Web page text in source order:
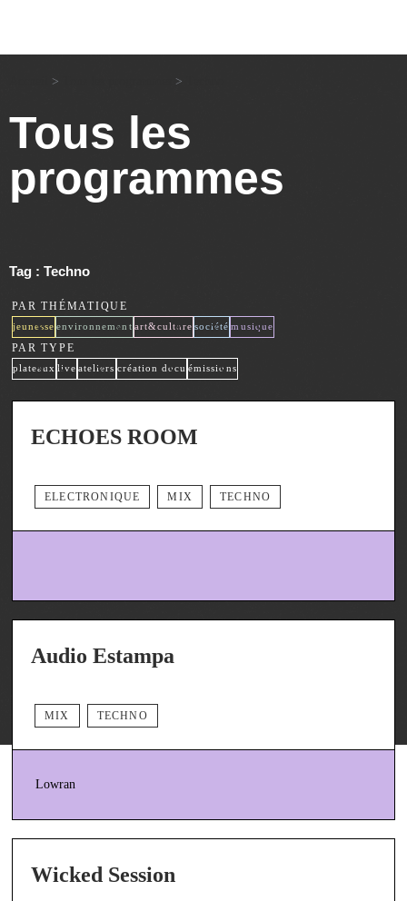
> >
Tous les
programmes
Tag : Techno
PAR THÉMATIQUE
jeunesse
x environnement
x art&culture
x société
x musique
x
PAR TYPE
plateaux
x live
x ateliers
x création docu
x émissions
x
ECHOES ROOM
ELECTRONIQUE MIX TECHNO
Audio Estampa
MIX TECHNO
Lowran
Wicked Session